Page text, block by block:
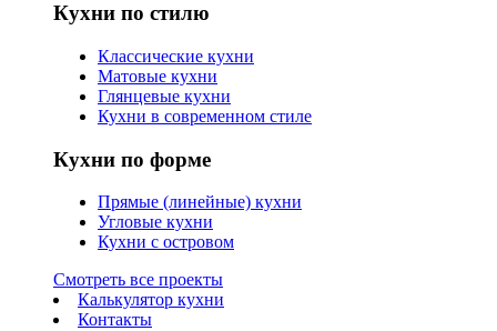
Кухни по стилю
Классические кухни
Матовые кухни
Глянцевые кухни
Кухни в современном стиле
Кухни по форме
Прямые (линейные) кухни
Угловые кухни
Кухни с островом
Смотреть все проекты
Калькулятор кухни
Контакты